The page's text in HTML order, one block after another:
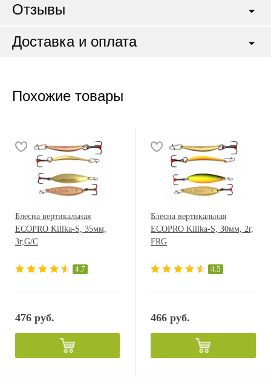
Отзывы
Доставка и оплата
Похожие товары
Блесна вертикальная
ECOPRO Killka-S, 35мм,
3г,G/C
4.7
476 руб.
Блесна вертикальная
ECOPRO Killka-S, 30мм, 2г,
FRG
4.5
466 руб.